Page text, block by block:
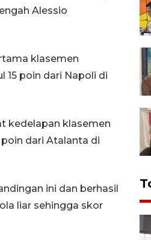
Alessio
klasemen
15 poin dari Napoli di
kedelapan klasemen
dari Atalanta di
ini dan berhasil
liar sehingga skor